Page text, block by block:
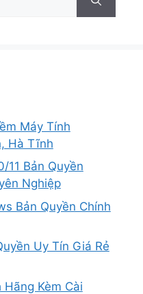
Máy Tính
Hà Tĩnh
11 Bản Quyền
Nghiệp
Bản Quyền Chính
Uy Tín Giá Rẻ
Kèm Cài